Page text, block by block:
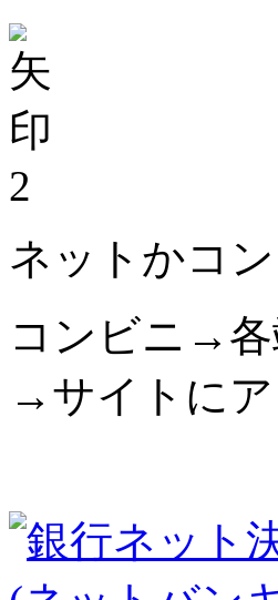
2
ネットかコ
コンビニ→
→サイトに